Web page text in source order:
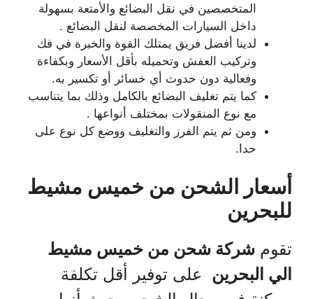
المتخصصين في نقل البضائع والأمتعة بسهولة
داخل السيارات المخصصة لنقل البضائع .
لدينا أفضل فريق يمتلك القوة والخبرة في فك
وتركيب العفش وتحميله بأقل الأسعار وبكفاءة
وفعالية دون حدوث أي خسائر أو تكسير به.
كما يتم تغليف البضائع بالكامل وذلك بما يتناسب
مع نوع المنقولات بمختلف أنواعها .
ومن ثم يتم الفرز والتغليف ووضع كل نوع على
حدا.
أسعار الشحن من خميس مشيط
للبحرين
تقوم شركة شحن من خميس مشيط
الي البحرين على توفير أقل تكلفة